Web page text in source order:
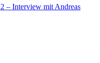
– Interview mit Andreas